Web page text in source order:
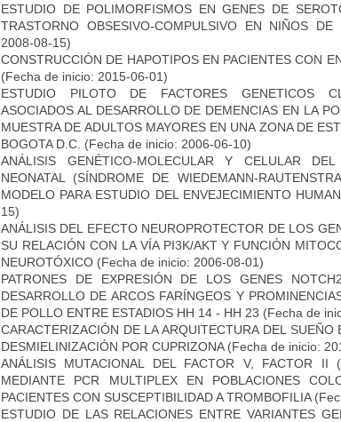
ESTUDIO DE POLIMORFISMOS EN GENES DE
TRASTORNO OBSESIVO-COMPULSIVO EN NIÑOS DE
2008-08-15)
CONSTRUCCIÓN DE HAPOTIPOS EN PACIENTES CON
(Fecha de inicio: 2015-06-01)
ESTUDIO PILOTO DE FACTORES GENETICOS
ASOCIADOS AL DESARROLLO DE DEMENCIAS EN LA
MUESTRA DE ADULTOS MAYORES EN UNA ZONA DE
BOGOTA D.C. (Fecha de inicio: 2006-06-10)
ANÁLISIS GENÉTICO-MOLECULAR Y CELULAR DEL
NEONATAL (SÍNDROME DE WIEDEMANN-
MODELO PARA ESTUDIO DEL ENVEJECIMIENTO
15)
ANÁLISIS DEL EFECTO NEUROPROTECTOR DE LOS
SU RELACIÓN CON LA VÍA PI3K/AKT Y FUNCIÓN
NEUROTÓXICO (Fecha de inicio: 2006-08-01)
PATRONES DE EXPRESIÓN DE LOS GENES
DESARROLLO DE ARCOS FARÍNGEOS Y
DE POLLO ENTRE ESTADIOS HH 14 - HH 23 (Fecha de
CARACTERIZACIÓN DE LA ARQUITECTURA DEL
DESMIELINIZACIÓN POR CUPRIZONA(Fecha de inicio:
ANÁLISIS MUTACIONAL DEL FACTOR V, FACTOR II
MEDIANTE PCR MULTIPLEX EN POBLACIONES
PACIENTES CON SUSCEPTIBILIDAD A TROMBOFILIA
ESTUDIO DE LAS RELACIONES ENTRE VARIANTES